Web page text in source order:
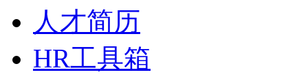
人才简历
HR工具箱